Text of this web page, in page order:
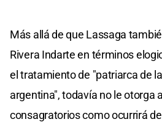
Más allá de que Lassaga
Rivera Indarte en términos
el tratamiento de "patriarca de
argentina", todavía no le otorga
consagratorios como ocurrirá